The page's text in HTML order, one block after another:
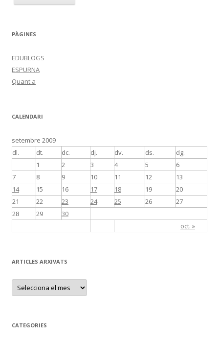
PÀGINES
EDUBLOGS
ESPURNA
Quant a
CALENDARI
setembre 2009
dl.
dt. dc. dj. dv. ds. dg.
oct. »
1 2 3 4 5
6
7
8 9 10 11 12
13
14
15 16 17 18 19
20
21
22 23 24 25 26
27
28
29 30
ARTICLES ARXIVATS
A
T
E
S
CATEGORIES